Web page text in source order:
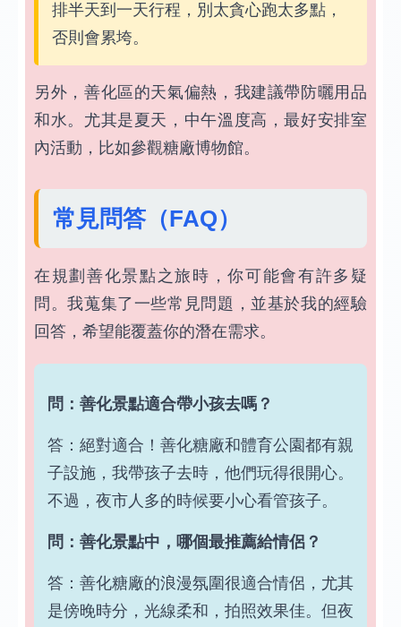
排半天到一天行程，別太貪心跑太多點，
否則會累垮。
另外，善化區的天氣偏熱，我建議帶防曬用品
和水。尤其是夏天，中午溫度高，最好安排室
內活動，比如參觀糖廠博物館。
常見問答（FAQ）
在規劃善化景點之旅時，你可能會有許多疑
問。我蒐集了一些常見問題，並基於我的經驗
回答，希望能覆蓋你的潛在需求。
問：善化景點適合帶小孩去嗎？
答：絕對適合！善化糖廠和體育公園都有親
子設施，我帶孩子去時，他們玩得很開心。
不過，夜市人多的時候要小心看管孩子。
問：善化景點中，哪個最推薦給情侶？
答：善化糖廠的浪漫氛圍很適合情侶，尤其
是傍晚時分，光線柔和，拍照效果佳。但夜